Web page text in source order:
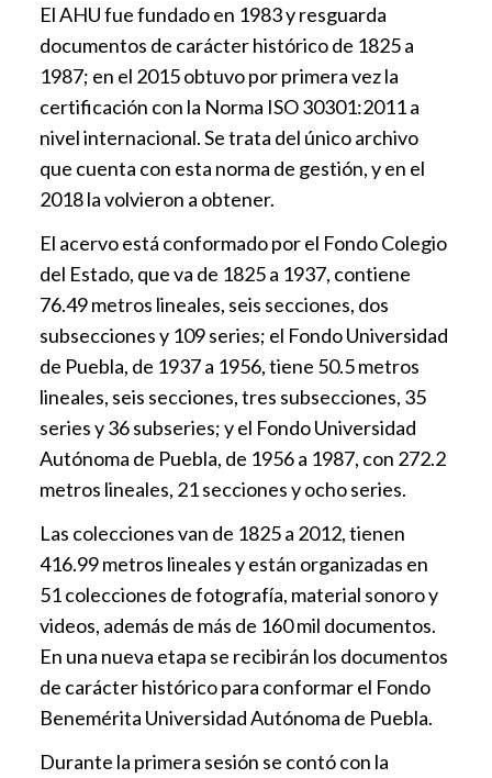
El AHU fue fundado en 1983 y resguarda
documentos de carácter histórico de 1825 a
1987; en el 2015 obtuvo por primera vez la
certificación con la Norma ISO 30301:2011 a
nivel internacional. Se trata del único archivo
que cuenta con esta norma de gestión, y en el
2018 la volvieron a obtener.
El acervo está conformado por el Fondo Colegio
del Estado, que va de 1825 a 1937, contiene
76.49 metros lineales, seis secciones, dos
subsecciones y 109 series; el Fondo Universidad
de Puebla, de 1937 a 1956, tiene 50.5 metros
lineales, seis secciones, tres subsecciones, 35
series y 36 subseries; y el Fondo Universidad
Autónoma de Puebla, de 1956 a 1987, con 272.2
metros lineales, 21 secciones y ocho series.
Las colecciones van de 1825 a 2012, tienen
416.99 metros lineales y están organizadas en
51 colecciones de fotografía, material sonoro y
videos, además de más de 160 mil documentos.
En una nueva etapa se recibirán los documentos
de carácter histórico para conformar el Fondo
Benemérita Universidad Autónoma de Puebla.
Durante la primera sesión se contó con la